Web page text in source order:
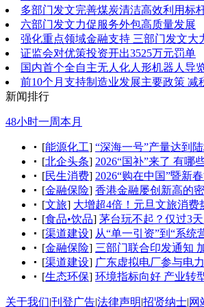
多部门发文完善煤炭清洁高效利用标
六部门发文力促服务外包高质量发展
强化重点领域金融支持 三部门发文大
证监会对优策投资开出3525万元罚单
国内首个全自主无人化人形机器人导
前10个月支持制造业发展主要政策 减
新闻排行
48小时一周本月
[能源化工] “深海一号”产量达到
[北企头条] 2026“国补”来了 有哪
[民生消费] 2026“购在中国”暨新
[金融保险] 香港金融屡创新高的
[文旅] 大增超4倍！元旦文旅消费
[食品•饮品] 茅台玩不起？仅过3
[渠道建设] 从“单一引资”到“系统
[金融保险] 三部门联合印发通知
[渠道建设] 广东虚拟电厂参与电
[生态环保] 环境指标向好 产业转
关于我们|刊登广告|法律声明|招贤纳士|网